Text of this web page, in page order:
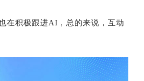
在积极跟进AI，总的来说，互动